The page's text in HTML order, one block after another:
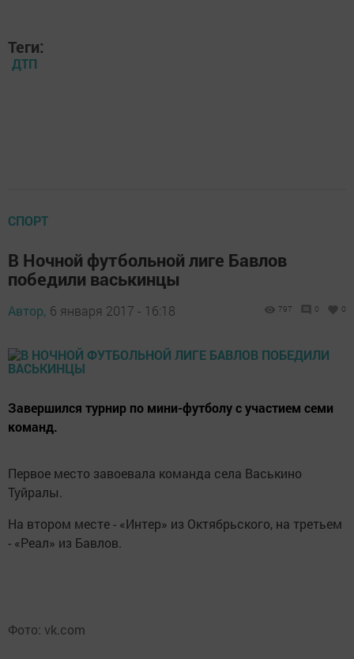
Теги:
ДТП
СПОРТ
В Ночной футбольной лиге Бавлов
победили васькинцы
Автор, 6 января 2017 - 16:18 797 0 0
Завершился турнир по мини-футболу с участием семи
команд.
Первое место завоевала команда села Васькино
Туйралы.
На втором месте - «Интер» из Октябрьского, на третьем
- «Реал» из Бавлов.
Фото: vk.com